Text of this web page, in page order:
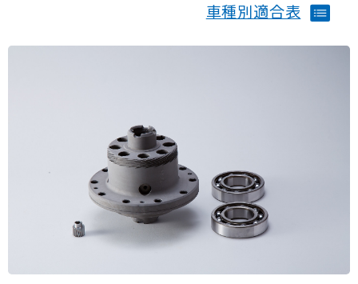
車種別適合表